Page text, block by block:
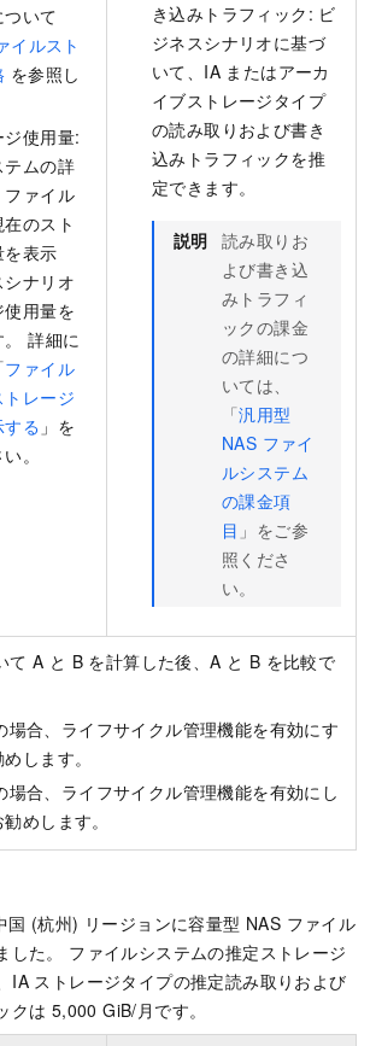
いて
イルスト
を参照し
使用量:
テムの詳
ァイル
のスト
を表示
シナリオ
用量を
詳細に
ファイル
レージ
る 」を
。
き込みトラフィック: ビ
ジネスシナリオに基づ
いて、IA またはアーカ
イブストレージタイプ
の読み取りおよび書き
込みトラフィックを推
定できます。
説明 読み取りお
よび書き込
みトラフィ
ックの課金
の詳細につ
いては、
「汎用型
NAS ファイ
ルシステム
の課金項
目 」をご参
照くださ
い。
て A と B を計算した後、A と B を比較で
場合、ライフサイクル管理機能を有効にす
します。
場合、ライフサイクル管理機能を有効にし
めします。
(杭州) リージョンに容量型 NAS ファイル
した。 ファイルシステムの推定ストレージ
IA ストレージタイプの推定読み取りおよび
クは 5,000 GiB/月です。